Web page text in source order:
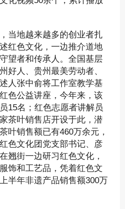
地越来越多的创业者扎
红色文化，一边推介道地
望者和传承人。全国基层
好人、贵州最美劳动者、
人张中俞将工作室教学基
色公益讲座，今年来，该
15名；红色志愿者讲解员
茶叶销售店开设于此，潜
叶销售额已有460万余元，
色文化团党支部书记、彦
翘街一边研习红色文化，
饰和工艺品，凭着红色文
半年非遗产品销售额300万